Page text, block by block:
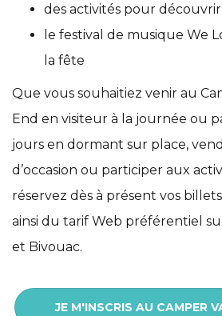
des activités pour
le festival de musique We
la fête
Que vous souhaitiez venir au
End en visiteur à la journée ou
jours en dormant sur place,
d’occasion ou participer aux
réservez dès à présent vos
ainsi du tarif Web préférentiel
et Bivouac.
JE M'INSCRIS AU CAMPER